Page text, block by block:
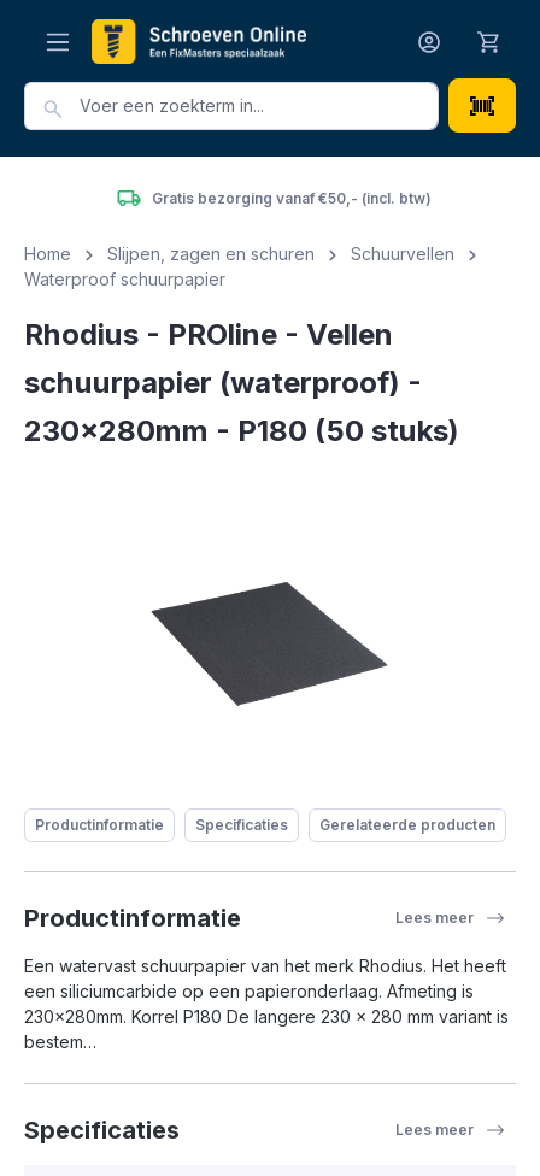
Gratis bezorging vanaf €50,- (incl. btw)
Home Slijpen, zagen en schuren
Schuurvellen
Waterproof schuurpapier
Rhodius - PROline - Vellen
schuurpapier (waterproof) -
230x280mm - P180 (50 stuks)
Productinformatie Specificaties Gerelateerde producten
Productinformatie Lees meer
Een watervast schuurpapier van het merk Rhodius. Het heeft
een siliciumcarbide op een papieronderlaag. Afmeting is
230x280mm. Korrel P180 De langere 230 x 280 mm variant is
bestem…
Specificaties Lees meer